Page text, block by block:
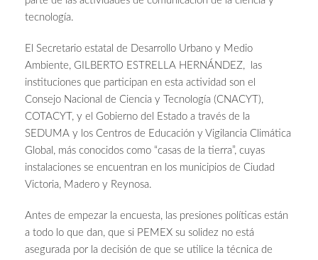
tecnología.
El Secretario estatal de Desarrollo Urbano y Medio
Ambiente, GILBERTO ESTRELLA HERNÁNDEZ, las
instituciones que participan en esta actividad son el
Consejo Nacional de Ciencia y Tecnología (CNACYT),
COTACYT, y el Gobierno del Estado a través de la
SEDUMA y los Centros de Educación y Vigilancia Climática
Global, más conocidos como “casas de la tierra”, cuyas
instalaciones se encuentran en los municipios de Ciudad
Victoria, Madero y Reynosa.
Antes de empezar la encuesta, las presiones políticas están
a todo lo que dan, que si PEMEX su solidez no está
asegurada por la decisión de que se utilice la técnica de